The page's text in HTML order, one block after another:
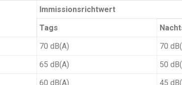
Immissionsrichtwert
Tags
70 dB(A)
70
65 dB(A)
50
60 dB(A)
45